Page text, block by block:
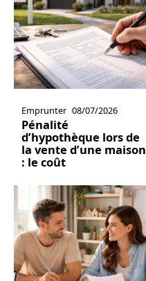
Emprunter 08/07/2026
Pénalité
d’hypothèque lors de
la vente d’une maison
: le coût